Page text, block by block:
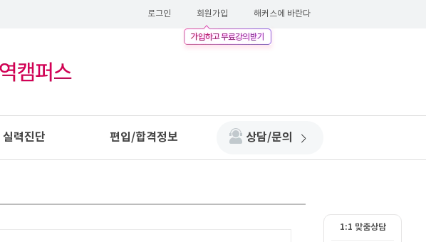
로그인 회원가입 해커스에 바란다
실력진단 편입/합격정보 상담/문의
1:1 맞춤상담